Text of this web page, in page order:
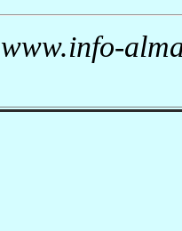
www.info-